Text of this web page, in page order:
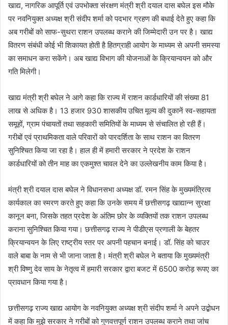
खाद्य, नागरिक आपूर्ति एवं उपभोक्ता संरक्षण मंत्री श्री दयाल दास बघेल इस मौके
पर नवनियुक्त अध्यक्ष श्री संदीप शर्मा को पदभार ग्रहण की बधाई देते हुए कहा कि
अब गरीबों को साफ-सुथरा राशन उपलब्ध कराने की जिम्मेदारी उन पर है। खाद्य
वितरण संबंधी कोई भी शिकायत होती है हितग्राही आयोग के माध्यम से अपनी समस्या
का समाधन करा सकेंगे। अब खाद्य विभाग की योजनाओं के क्रियान्वयन को और
गति मिलेगी।
खाद्य मंत्री श्री बघेल ने आगे कहा कि राज्य में राशन कार्डधारियों की संख्या 81
लाख से अधिक है। 13 हजार 930 शासकीय उचित मूल्य की दुकानें स्व-सहायता
समूहों, ग्राम पंचायतों तथा सहकारी समितियों के माध्यम से संचालित हो रही हैं।
गरीबों एवं प्राथमिकता वाले परिवारों को पारदर्शिता के साथ राशन का वितरण
सुनिश्चित किया जा रहा है। हाल ही में हमारी सरकार ने प्रदेश के राशन
कार्डधारियों को तीन माह का एकमुश्त चावल देने का उल्लेखनीय काम किया है।
मंत्री श्री दयाल दास बघेल ने विधानसभा अध्यक्ष डॉ. रमन सिंह के मुख्यमंत्रित्व
कार्यकाल का स्मरण करते हुए कहा कि उनके समय में छत्तीसगढ़ खाद्यान्न सुरक्षा
कानून बना, जिसके तहत प्रदेश के अंतिम छोर के व्यक्तियों तक राशन उपलब्ध
कराना सुनिश्चित किया गया। छत्तीसगढ़ राज्य ने पीडीएस प्रणाली के बेहतर
क्रियान्वयन के लिए राष्ट्रीय स्तर पर अपनी पहचान बनाई। डॉ. सिंह को चाउर
वाले बाबा के नाम से भी जाना जाता है। मंत्री श्री बघेल ने बताया कि मुख्यमंत्री
श्री विष्णु देव साय के नेतृत्व में हमारी सरकार द्वारा बजट में 6500 करोड़ रूपए का
प्रावधान किया गया है।
छत्तीसगढ़ राज्य खाद्य आयोग के नवनियुक्त अध्यक्ष श्री संदीप शर्मा ने अपने उद्बोधन
में कहा कि मुझे सरकार ने गरीबों को गुणवत्तपूर्ण राशन उपलब्ध कराने तथा जांच